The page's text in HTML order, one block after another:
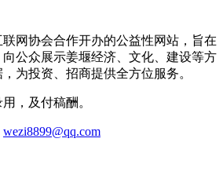
协会合作开办的公益性网站，旨在
公众展示姜堰经济、文化、建设等方
为投资、招商提供全方位服务。
，及付稿酬。
wezi8899@qq.com